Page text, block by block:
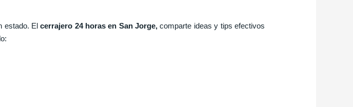
estado. Elcerrajero 24 horas en San Jorge,comparte ideas y tips efectivos